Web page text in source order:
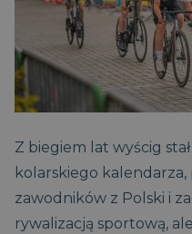
Z biegiem lat wyścig
kolarskiego kalendarza,
zawodników z Polski i
rywalizacją sportową,